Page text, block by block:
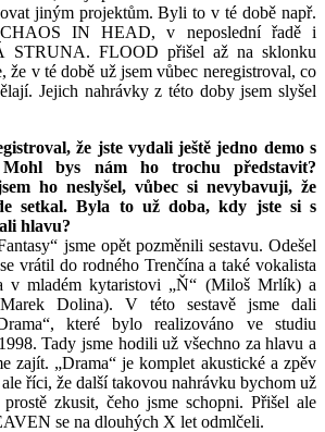
jiným projektům. Byli to v té době např.
IN HEAD, v neposlední řadě i
STRUNA. FLOOD přišel až na sklonku
že v té době už jsem vůbec neregistroval, co
Jejich nahrávky z této doby jsem slyšel
že jste vydali ještě jedno demo s
Mohl bys nám ho trochu představit?
ho neslyšel, vůbec si nevybavuji, že
setkal. Byla to už doba, kdy jste si s
hlavu?
jsme opět pozměnili sestavu. Odešel
vrátil do rodného Trenčína a také vokalista
v mladém kytaristovi „Ň“ (Miloš Mrlík) a
Dolina). V této sestavě jsme dali
které bylo realizováno ve studiu
Tady jsme hodili už všechno za hlavu a
zajít. „Drama“ je komplet akustické a zpěv
říci, že další takovou nahrávku bychom už
zkusit, čeho jsme schopni. Přišel ale
se na dlouhých X let odmlčeli.